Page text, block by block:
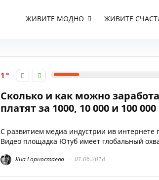
ЖИВИТЕ МОДНО ЖИВИТЕ
1
Сколько и как можно
платят за 1000, 10 000 и 100
С развитием медиа индустрии ив интернете
Видео площадка Ютуб имеет глобальный
Яна Горностаева 01.06.2018